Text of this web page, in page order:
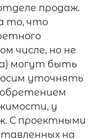
продаж.
то, что
числе, но не
могут быть
уточнять
у
С проектными
на